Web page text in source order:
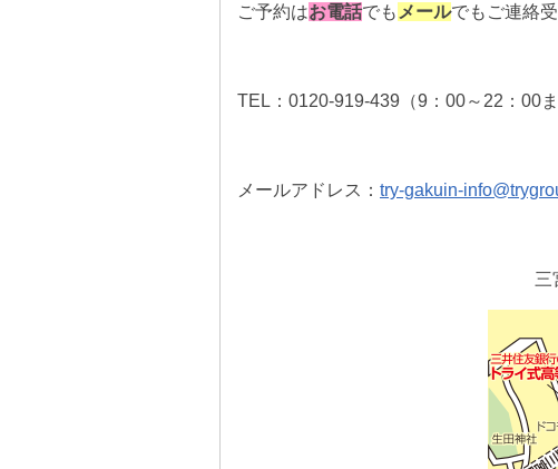
ご予約はお電話でも メールでもご連絡
TEL：0120-919-439（9：00～22：00
メールアドレス： try-gakuin-
三